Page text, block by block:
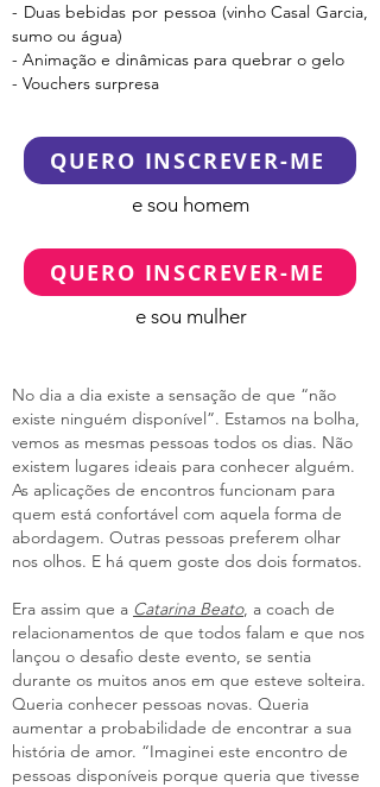
- Duas bebidas por pessoa (vinho Casal Garcia,
sumo ou água)
- Animação e dinâmicas para quebrar o gelo
- Vouchers surpresa
QUERO INSCREVER-ME
e sou homem
QUERO INSCREVER-ME
e sou mulher
No dia a dia existe a sensação de que “não
existe ninguém disponível”. Estamos na bolha,
vemos as mesmas pessoas todos os dias. Não
existem lugares ideais para conhecer alguém.
As aplicações de encontros funcionam para
quem está confortável com aquela forma de
abordagem. Outras pessoas preferem olhar
nos olhos. E há quem goste dos dois formatos.
Era assim que a Catarina Beato, a coach de
relacionamentos de que todos falam e que nos
lançou o desafio deste evento, se sentia
durante os muitos anos em que esteve solteira.
Queria conhecer pessoas novas. Queria
aumentar a probabilidade de encontrar a sua
história de amor. “Imaginei este encontro de
pessoas disponíveis porque queria que tivesse